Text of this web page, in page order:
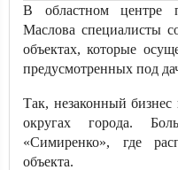
В областном центре
Маслова специалисты
объектах, которые
предусмотренных под
Так, незаконный бизнес
округах города.
«Симиренко», где
объекта.